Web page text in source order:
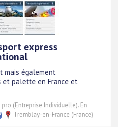
express
mais également
et palette en France et
pro (Entreprise Individuelle). En
Tremblay-en-France (France)